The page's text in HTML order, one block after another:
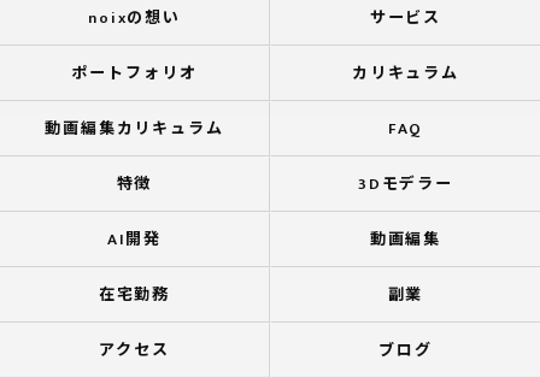
noixの想い サービス
ポートフォリオ カリキュラム
動画編集カリキュラム FAQ
特徴 3Dモデラー
AI開発 動画編集
在宅勤務 副業
アクセス ブログ